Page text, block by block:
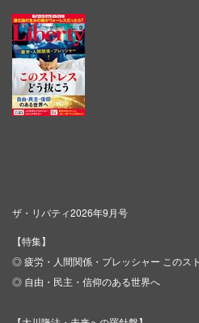
ザ・リバティ2026年9月号
【特集】
◎ 疲労・人間関係・プレッシャー このス
◎ 自由・民主・信仰のある世界へ